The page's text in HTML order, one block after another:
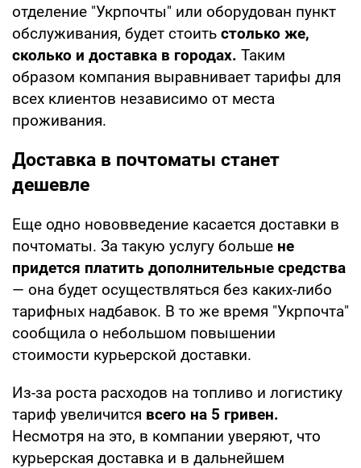
отделение "Укрпочты" или оборудован пункт
обслуживания, будет стоить столько же,
сколько и доставка в городах. Таким
образом компания выравнивает тарифы для
всех клиентов независимо от места
проживания.
Доставка в почтоматы станет
дешевле
Еще одно нововведение касается доставки в
почтоматы. За такую услугу больше не
придется платить дополнительные средства
— она будет осуществляться без каких-либо
тарифных надбавок. В то же время "Укрпочта"
сообщила о небольшом повышении
стоимости курьерской доставки.
Из-за роста расходов на топливо и логистику
тариф увеличится всего на 5 гривен.
Несмотря на это, в компании уверяют, что
курьерская доставка и в дальнейшем